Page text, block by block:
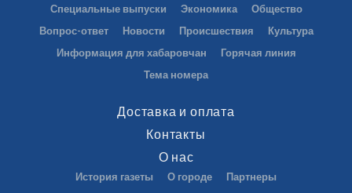
Специальные выпуски Экономика
Общество
Вопрос-ответ
Новости Происшествия
Культура
Информация для хабаровчан
Горячая линия
Тема номера
Доставка и оплата
Контакты
О нас
История газеты О городе
Партнеры